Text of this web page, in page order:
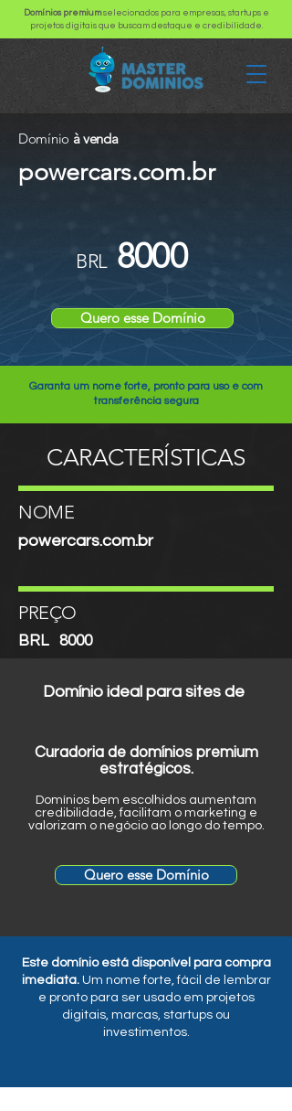
Domínios premiumselecionados para empresas, startups e
projetos digitais que buscam destaque e credibilidade.
Domínio à venda
powercars.com.br
BRL 8000
Quero esse Domínio
Garanta um nome forte, pronto para uso e com
transferência segura
CARACTERÍSTICAS
NOME
powercars.com.br
PREÇO
BRL 8000
Domínio ideal para sites de
Curadoria de domínios premium
estratégicos.
Domínios bem escolhidos aumentam
credibilidade, facilitam o marketing e
valorizam o negócio ao longo do tempo.
Quero esse Domínio
Este domínio está disponível para compra
imediata. Um nome forte, fácil de lembrar
e pronto para ser usado em projetos
digitais, marcas, startups ou
investimentos.